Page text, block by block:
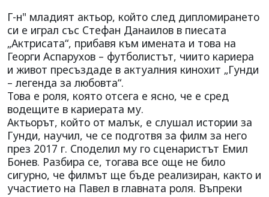
Г-н" младият актьор, който след дипломирането
си е играл със Стефан Данаилов в пиесата
„Актрисата“, прибавя към имената и това на
Георги Аспарухов – футболистът, чиито кариера
и живот пресъздаде в актуалния кинохит „Гунди
– легенда за любовта“.
Това е роля, която отсега е ясно, че е сред
водещите в кариерата му.
Актьорът, който от малък, е слушал истории за
Гунди, научил, че се подготвя за филм за него
през 2017 г. Споделил му го сценаристът Емил
Бонев. Разбира се, тогава все още не било
сигурно, че филмът ще бъде реализиран, както и
участието на Павел в главната роля. Въпреки